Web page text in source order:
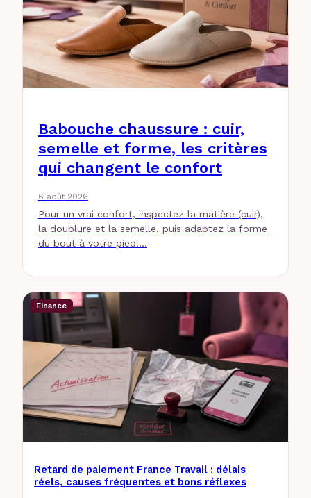
Babouche chaussure : cuir,
semelle et forme, les critères
qui changent le confort
6 août 2026
Pour un vrai confort, inspectez la matière (cuir),
la doublure et la semelle, puis adaptez la forme
du bout à votre pied.…
Finance
Retard de paiement France Travail : délais
réels, causes fréquentes et bons réflexes